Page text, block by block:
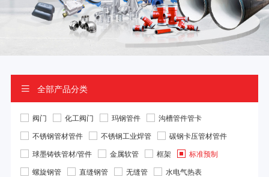
 全部产品分类
阀门 化工阀门 玛钢管件
沟槽管件管卡
不锈钢管材管件
不锈钢工业焊管
碳钢卡压管材管件
球墨铸铁管材/管件
金属软管 框架
标准预制
螺旋钢管
直缝钢管 无缝管
水电气热表